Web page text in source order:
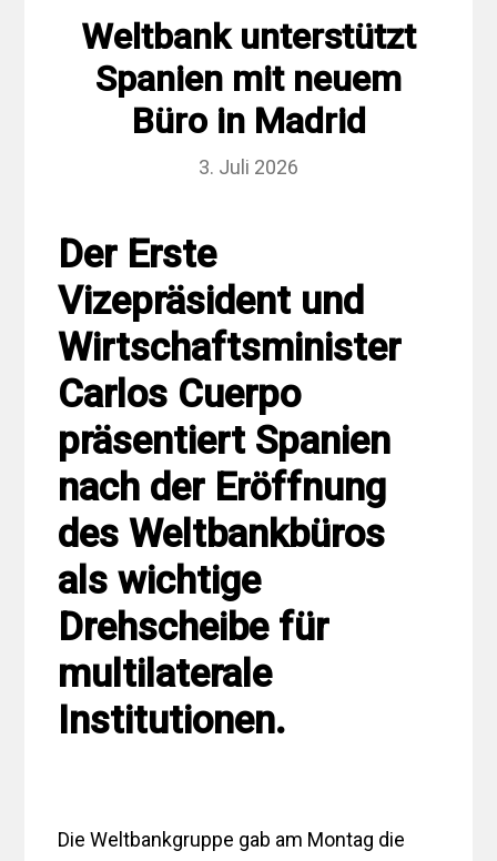
Weltbank unterstützt
Spanien mit neuem
Büro in Madrid
3. Juli 2026
Der Erste
Vizepräsident und
Wirtschaftsminister
Carlos Cuerpo
präsentiert Spanien
nach der Eröffnung
des Weltbankbüros
als wichtige
Drehscheibe für
multilaterale
Institutionen.
Die Weltbankgruppe gab am Montag die